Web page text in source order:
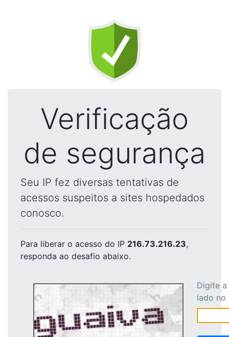
Verificação
de segurança
Seu IP fez diversas tentativas de
acessos suspeitos a sites hospedados
conosco.
Para liberar o acesso do IP 216.73.216.23,
responda ao desafio abaixo.
Digite
lado no